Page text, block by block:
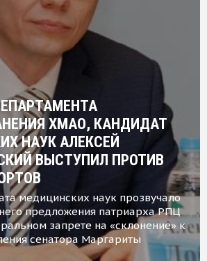
ХМАО, КАНДИДАТ
НАУК АЛЕКСЕЙ
ВЫСТУПИЛ ПРОТИВ
медицинских наук прозвучало
предложения патриарха РПЦ
запрете на «склонение» к
сенатора Маргариты